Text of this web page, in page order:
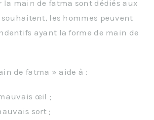
la main de fatma sont dédiés aux
souhaitent, les hommes peuvent
ayant la forme de main de
de fatma » aide à :
œil ;
sort ;